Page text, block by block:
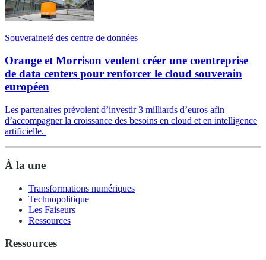
Souveraineté des centre de données
Orange et Morrison veulent créer une coentreprise
de data centers pour renforcer le cloud souverain
européen
Les partenaires prévoient d’investir 3 milliards d’euros afin
d’accompagner la croissance des besoins en cloud et en intelligence
artificielle.
À la une
Transformations numériques
Technopolitique
Les Faiseurs
Ressources
Ressources